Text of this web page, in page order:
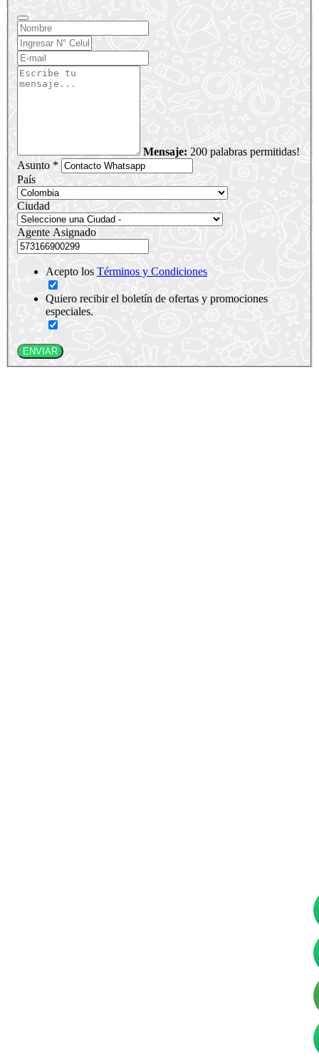
Mensaje: 200 palabras permitidas!
Asunto *
País
Ciudad
Agente Asignado
Acepto los Términos y Condiciones
Quiero recibir el boletín de ofertas y promociones
especiales.
ENVIAR